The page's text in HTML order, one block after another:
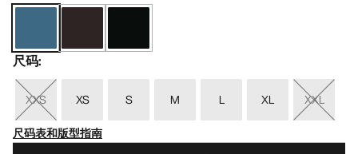
尺码:
XXS XS S M L XL
XXL
尺码表和版型指南